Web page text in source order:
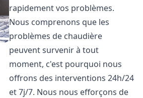
rapidement vos problèmes.
Nous comprenons que les
problèmes de chaudière
peuvent survenir à tout
moment, c'est pourquoi nous
offrons des interventions 24h/24
et 7j/7. Nous nous efforçons de